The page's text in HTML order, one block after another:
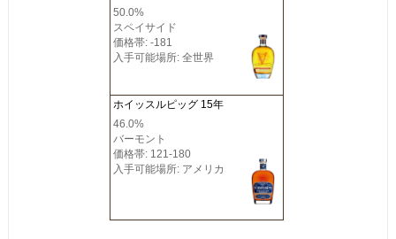
50.0%
スペイサイド
価格帯: -181
入手可能場所: 全世界
ホイッスルピッグ 15年
46.0%
バーモント
価格帯: 121-180
入手可能場所: アメリカ